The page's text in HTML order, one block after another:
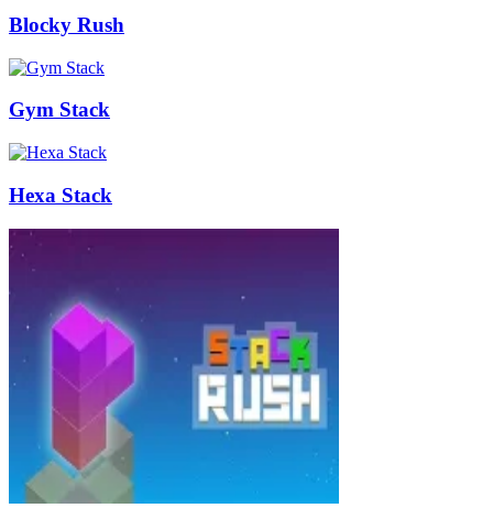
Blocky Rush
Gym Stack
Hexa Stack